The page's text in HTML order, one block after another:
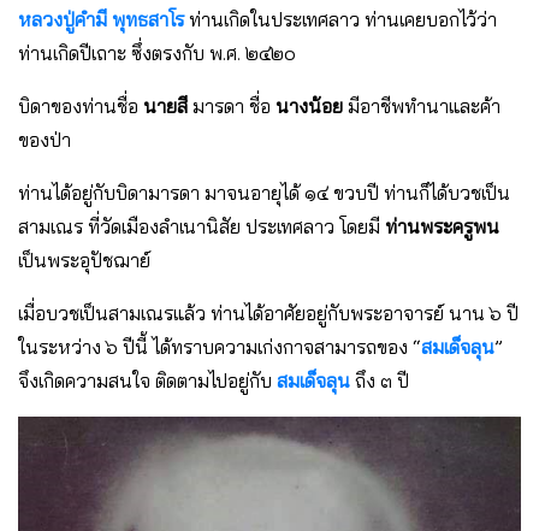
หลวงปู่คํามี พุทธสาโรท่านเกิดในประเทศลาว ท่านเคยบอกไว้ว่า
ท่านเกิดปีเถาะ ซึ่งตรงกับ พ.ศ. ๒๔๒๐
บิดาของท่านชื่อ นายสี มารดา ชื่อ นางน้อย มีอาชีพทํานาและค้า
ของป่า
ท่านได้อยู่กับบิดามารดา มาจนอายุได้ ๑๔ ขวบปี ท่านก็ได้บวชเป็น
สามเณร ที่วัดเมืองลําเนานิสัย ประเทศลาว โดยมี ท่านพระครูพน
เป็นพระอุปัชฌาย์
เมื่อบวชเป็นสามเณรแล้ว ท่านได้อาศัยอยู่กับพระอาจารย์ นาน ๖ ปี
ในระหว่าง ๖ ปีนี้ ได้ทราบความเก่งกาจสามารถของ “สมเด็จลุน”
จึงเกิดความสนใจ ติดตามไปอยู่กับ สมเด็จลุน ถึง ๓ ปี